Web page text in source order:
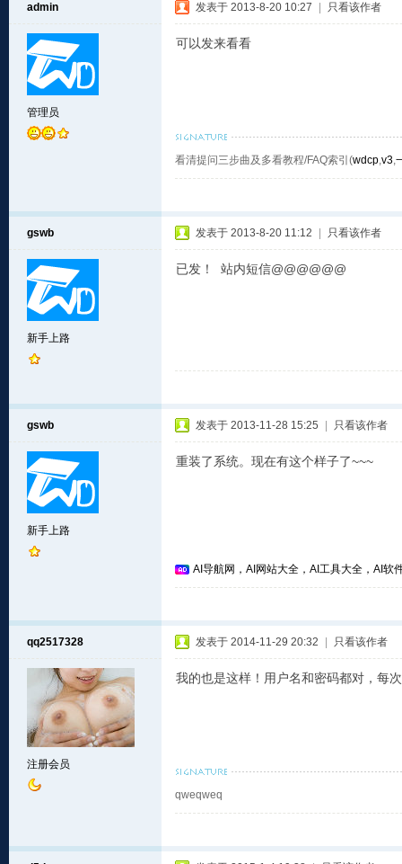
admin
管理员
发表于 2013-8-20 10:27 只看该作者
可以发来看看
看清提问三步曲及多看教程/FAQ索引(wdcp,v3,
gswb
新手上路
发表于 2013-8-20 11:12 只看该作者
已发！ 站内短信@@@@@@
gswb
新手上路
发表于 2013-11-28 15:25 只看该作者
重装了系统。现在有这个样子了~~~
AI导航网，AI网站大全，AI工具大全，AI软
qq2517328
注册会员
发表于 2014-11-29 20:32 只看该作者
我的也是这样！用户名和密码都对，每
qweqweq